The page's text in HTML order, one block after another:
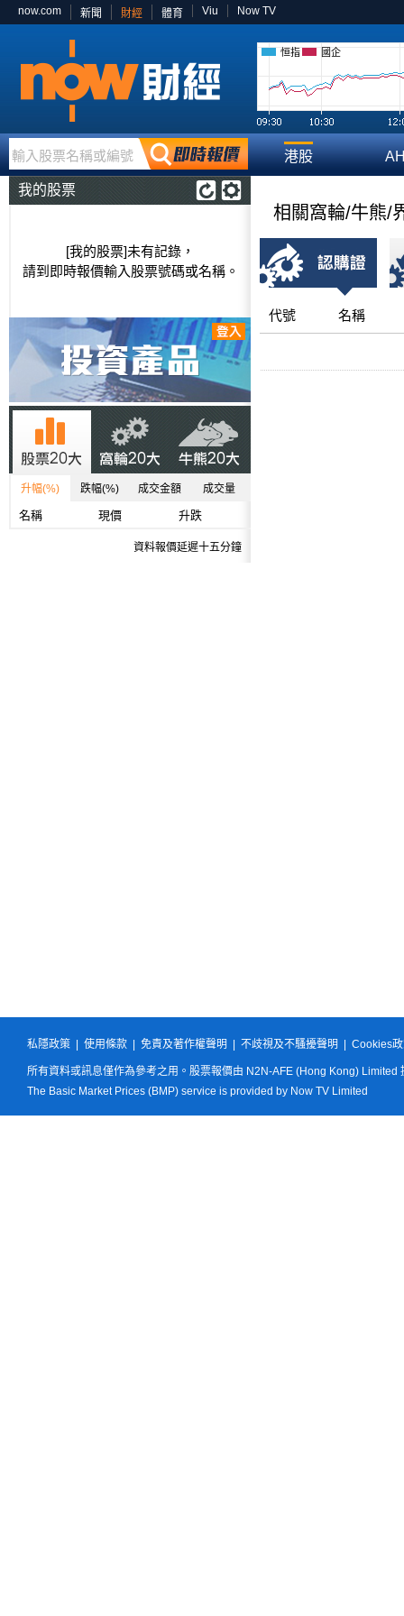
now.com 新聞 財經 體育 Viu Now TV
恒指 國企
輸入股票名稱或編號 港股
我的股票
[我的股票]未有記錄，
請到即時報價輸入股票號碼或名稱。
升幅(%) 跌幅(%) 成交金額 成交量
名稱 現價 升跌
資料報價延遲十五分鐘
相關窩輪/牛熊/
代號 名稱
私隱政策 使用條款 免責及著作權聲明 不歧視及不騷擾聲明 Cookies
所有資料或訊息僅作為參考之用。股票報價由 N2N-AFE (Hong Kong) Limited
The Basic Market Prices (BMP) service is provided by Now TV Limited